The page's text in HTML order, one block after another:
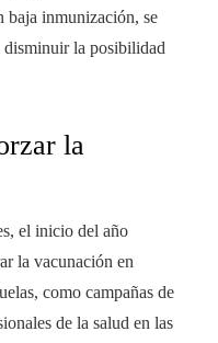
baja inmunización, se
disminuir la posibilidad
la
el inicio del año
la vacunación en
como campañas de
de la salud en las